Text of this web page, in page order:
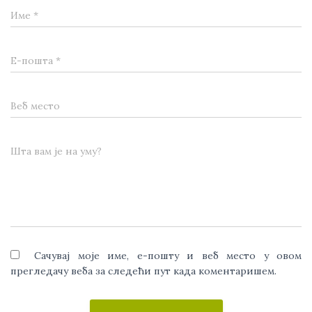
Име *
Е-пошта *
Веб место
Шта вам је на уму?
Сачувај моје име, е-пошту и веб место у овом
прегледачу веба за следећи пут када коментаришем.